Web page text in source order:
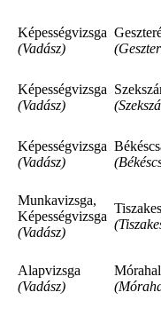
Képességvizsga
(Vadász)
Képességvizsga
(Vadász)
Képességvizsga
(Vadász)
Munkavizsga,
Képességvizsga
(Vadász)
Alapvizsga
(Vadász)